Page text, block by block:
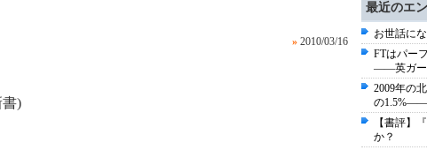
» 2010/03/16
)
最近のエ
お世話に
FTはパー
――英ガー
2009年の
の1.5%――
【書評】
か？